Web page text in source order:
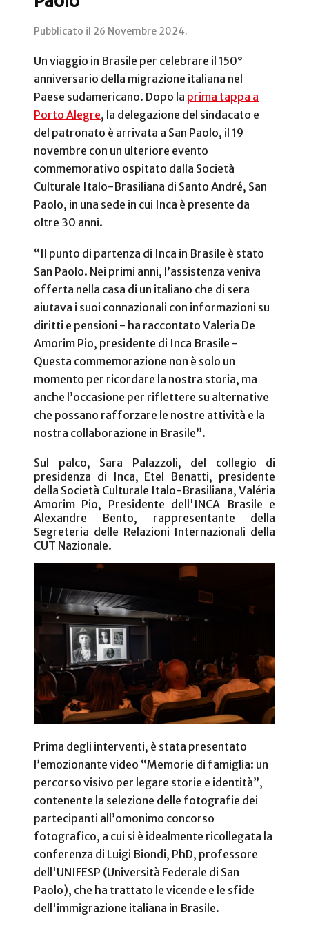
Pubblicato il 26 Novembre 2024.
Un viaggio in Brasile per celebrare il 150°
anniversario della migrazione italiana nel
Paese sudamericano. Dopo la prima tappa a
Porto Alegre, la delegazione del sindacato e
del patronato è arrivata a San Paolo, il 19
novembre con un ulteriore evento
commemorativo ospitato dalla Società
Culturale Italo-Brasiliana di Santo André, San
Paolo, in una sede in cui Inca è presente da
oltre 30 anni.
“Il punto di partenza di Inca in Brasile è stato
San Paolo. Nei primi anni, l’assistenza veniva
offerta nella casa di un italiano che di sera
aiutava i suoi connazionali con informazioni su
diritti e pensioni - ha raccontato Valeria De
Amorim Pio, presidente di Inca Brasile -
Questa commemorazione non è solo un
momento per ricordare la nostra storia, ma
anche l’occasione per riflettere su alternative
che possano rafforzare le nostre attività e la
nostra collaborazione in Brasile”.
Sul palco, Sara Palazzoli, del collegio di
presidenza di Inca, Etel Benatti, presidente
della Società Culturale Italo-Brasiliana, Valéria
Amorim Pio, Presidente dell'INCA Brasile e
Alexandre Bento, rappresentante della
Segreteria delle Relazioni Internazionali della
CUT Nazionale.
Prima degli interventi, è stata presentato
l’emozionante video “Memorie di famiglia: un
percorso visivo per legare storie e identità”,
contenente la selezione delle fotografie dei
partecipanti all’omonimo concorso
fotografico, a cui si è idealmente ricollegata la
conferenza di Luigi Biondi, PhD, professore
dell'UNIFESP (Università Federale di San
Paolo), che ha trattato le vicende e le sfide
dell'immigrazione italiana in Brasile.